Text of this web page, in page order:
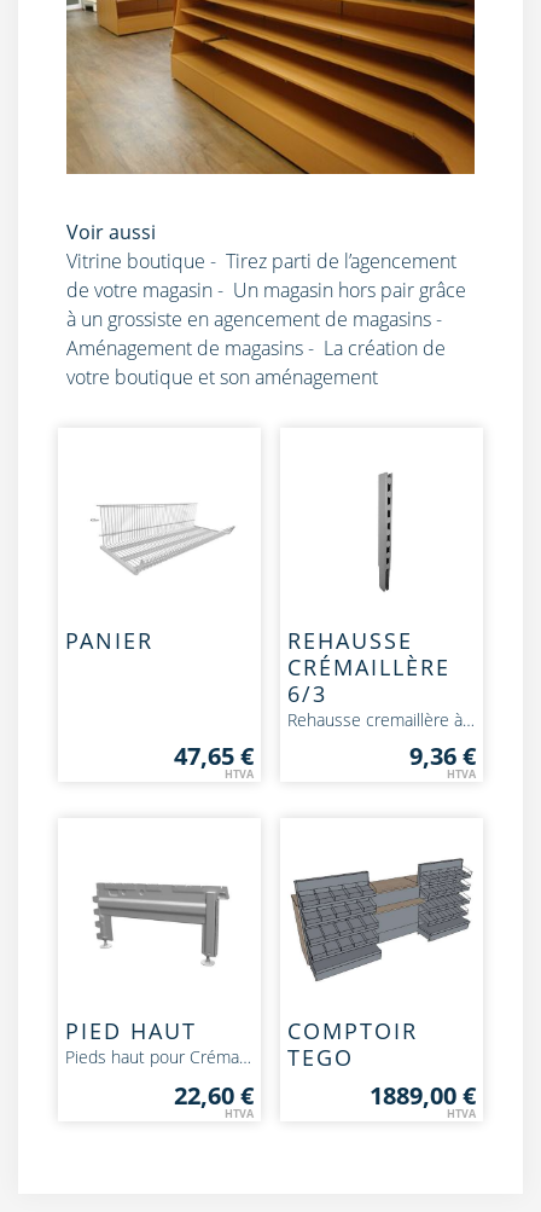
Voir aussi
Vitrine boutique - Tirez parti de l’agencement
de votre magasin- Un magasin hors pair grâce
à un grossiste en agencement de magasins-
Aménagement de magasins- La création de
votre boutique et son aménagement
PANIER
47,65 €
HTVA
REHAUSSE
CRÉMAILLÈRE
6/3
Rehausse cremaillère à emboiter au-dessus de la cremaillère, pour augmenter la hauteur
9,36 €
HTVA
PIED HAUT
Pieds haut pour Crémaillères
22,60 €
HTVA
COMPTOIR
TEGO
1889,00 €
HTVA